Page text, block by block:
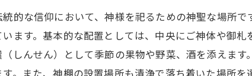
的な信仰において、神様を祀るための神聖な場所
ます。基本的な配置としては、中央にご神体や御
しんせん）として季節の果物や野菜、酒を添えま
す。また、神棚の設置場所も清浄で落ち着いた場所